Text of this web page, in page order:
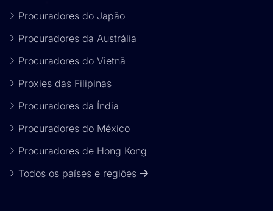
Procuradores do Japão
Procuradores da Austrália
Procuradores do Vietnã
Proxies das Filipinas
Procuradores da Índia
Procuradores do México
Procuradores de Hong Kong
Todos os países e regiões